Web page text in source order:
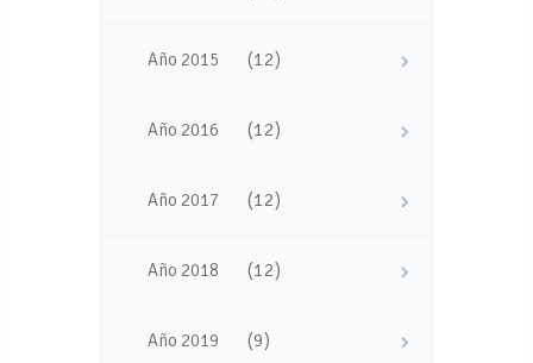
Año 2015 (12)
Año 2016 (12)
Año 2017 (12)
Año 2018 (12)
Año 2019 (9)